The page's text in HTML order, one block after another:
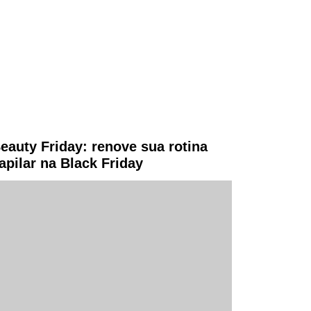
Friday: renove sua rotina
na Black Friday